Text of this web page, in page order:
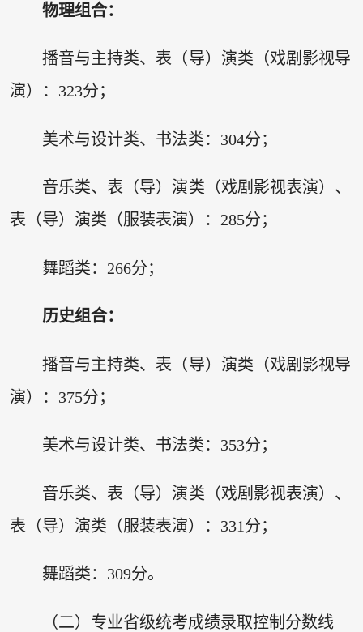
物理组合：
播音与主持类、表（导）演类（戏剧影视导
演）：323分；
美术与设计类、书法类：304分；
音乐类、表（导）演类（戏剧影视表演）、
表（导）演类（服装表演）：285分；
舞蹈类：266分；
历史组合：
播音与主持类、表（导）演类（戏剧影视导
演）：375分；
美术与设计类、书法类：353分；
音乐类、表（导）演类（戏剧影视表演）、
表（导）演类（服装表演）：331分；
舞蹈类：309分。
（二）专业省级统考成绩录取控制分数线